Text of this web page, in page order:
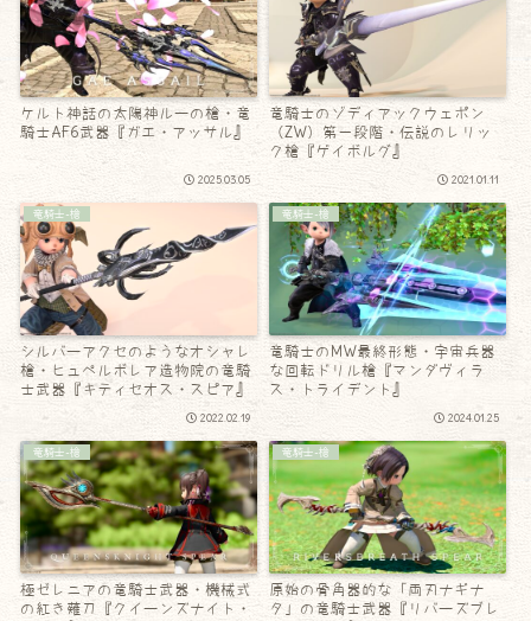
ケルト神話の太陽神ルーの槍・竜
騎士AF6武器『ガエ・アッサル』
2025.03.05
竜騎士のゾディアックウェポン
（ZW）第一段階・伝説のレリッ
ク槍『ゲイボルグ』
2021.01.11
竜騎士-槍
シルバーアクセのようなオシャレ
槍・ヒュペルボレア造物院の竜騎
士武器『キティセオス・スピア』
2022.02.19
竜騎士-槍
竜騎士のMW最終形態・宇宙兵器
な回転ドリル槍『マンダヴィラ
ス・トライデント』
2024.01.25
竜騎士-槍
極ゼレニアの竜騎士武器・機械式
の紅き薙刀『クイーンズナイト・
竜騎士-槍
原始の骨角器的な「両刃ナギナ
タ」の竜騎士武器『リバーズブレ